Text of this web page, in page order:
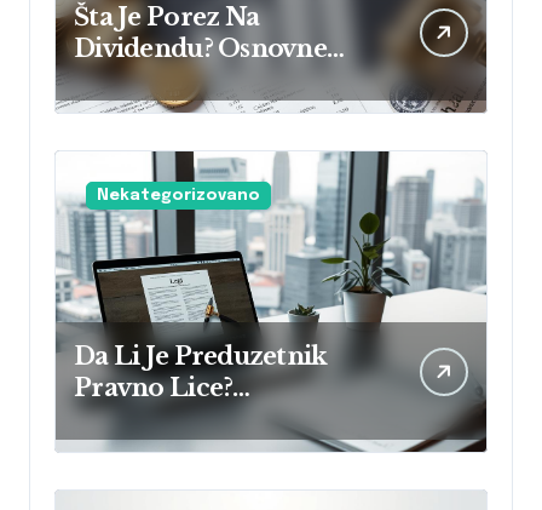
Šta Je Porez Na
Dividendu? Osnovne
Informacije O Poreskim
Obavezama
Nekategorizovano
Da Li Je Preduzetnik
Pravno Lice?
Razumevanje Statusa I
Odgovornosti